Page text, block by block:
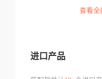
查看全
进口产品